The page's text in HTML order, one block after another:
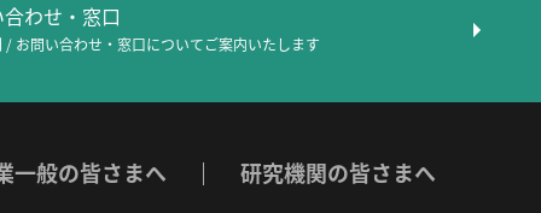
わせ・窓口
お問い合わせ・窓口についてご案内いたします
一般の皆さまへ 研究機関の皆さまへ